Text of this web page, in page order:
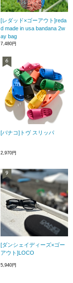
[レダッド×ゴーアウト]reda
d made in usa bandana 2w
ay bag
7,480円
[バナコ]トヴ スリッパ
2,970円
[ダンシェイディーズ×ゴー
アウト]LOCO
5,940円